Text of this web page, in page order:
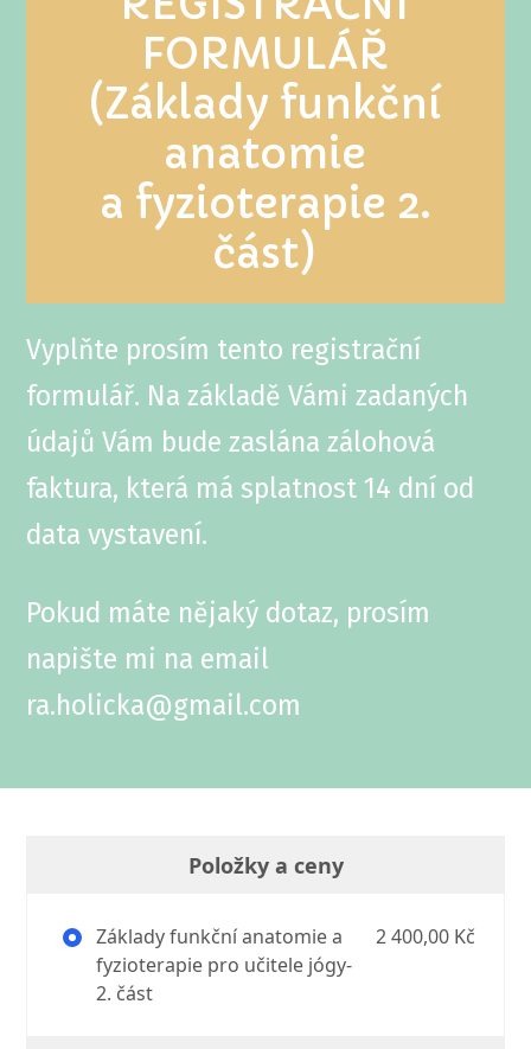
FORMULÁŘ
(Základy funkční
anatomie
a fyzioterapie 2.
část)
Vyplňte prosím tento registrační
formulář. Na základě Vámi zadaných
údajů Vám bude zaslána zálohová
faktura, která má splatnost 14 dní od
data vystavení.
Pokud máte nějaký dotaz, prosím
napište mi na email
ra.holicka@gmail.com
Položky a ceny
Základy funkční anatomie a
fyzioterapie pro učitele jógy-
2. část
2 400,00 Kč